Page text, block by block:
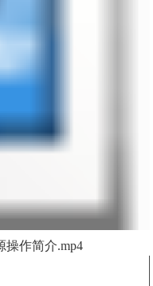
操作简介.mp4